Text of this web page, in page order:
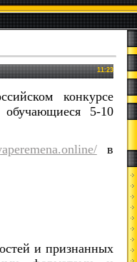
11:23
конкурсе
обучающиеся 5-10
в
и признанных